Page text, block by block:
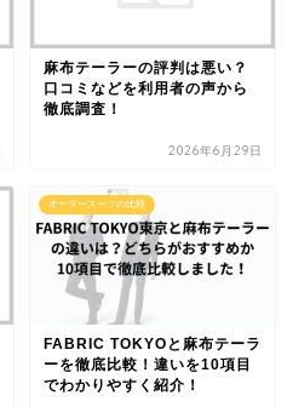
麻布テーラーの評判は悪い？
口コミなどを利用者の声から
徹底調査！
2026年6月29日
オーダースーツの比較
FABRIC TOKYOと麻布テーラ
ーを徹底比較！違いを10項目
でわかりやすく紹介！